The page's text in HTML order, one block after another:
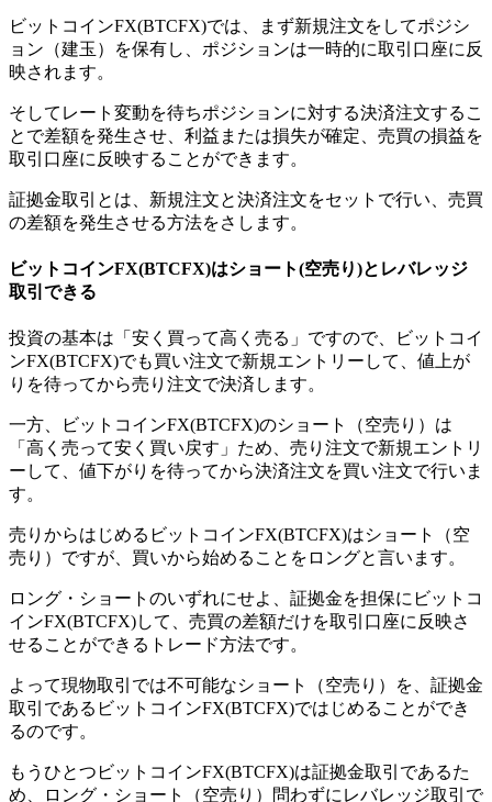
ビットコインFX(BTCFX)では、まず新規注文をしてポジシ
ョン（建玉）を保有し、ポジションは一時的に取引口座に反
映されます。
そしてレート変動を待ちポジションに対する決済注文するこ
とで差額を発生させ、利益または損失が確定、売買の損益を
取引口座に反映することができます。
証拠金取引とは、新規注文と決済注文をセットで行い、売買
の差額を発生させる方法をさします。
ビットコインFX(BTCFX)はショート(空売り)とレバレッジ
取引できる
投資の基本は「安く買って高く売る」ですので、ビットコイ
ンFX(BTCFX)でも買い注文で新規エントリーして、値上が
りを待ってから売り注文で決済します。
一方、ビットコインFX(BTCFX)のショート（空売り）は
「高く売って安く買い戻す」ため、売り注文で新規エントリ
ーして、値下がりを待ってから決済注文を買い注文で行いま
す。
売りからはじめるビットコインFX(BTCFX)はショート（空
売り）ですが、買いから始めることをロングと言います。
ロング・ショートのいずれにせよ、証拠金を担保にビットコ
インFX(BTCFX)して、売買の差額だけを取引口座に反映さ
せることができるトレード方法です。
よって現物取引では不可能なショート（空売り）を、証拠金
取引であるビットコインFX(BTCFX)ではじめることができ
るのです。
もうひとつビットコインFX(BTCFX)は証拠金取引であるた
め、ロング・ショート（空売り）問わずにレバレッジ取引で